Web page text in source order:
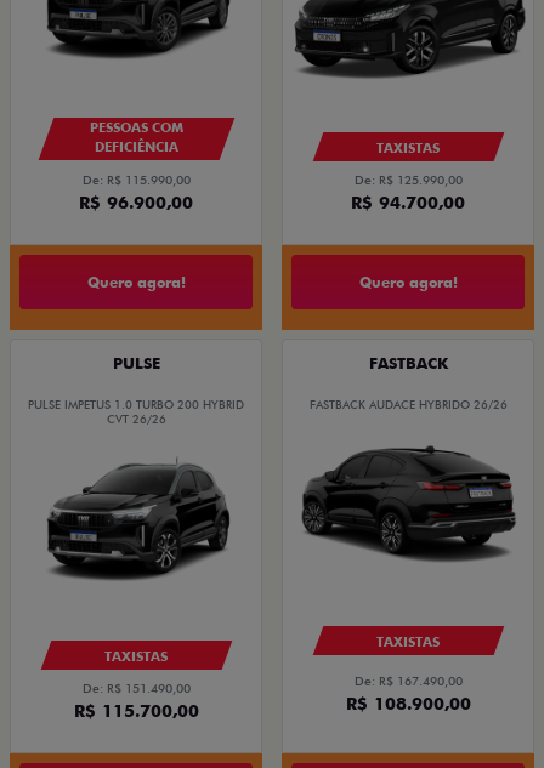
PESSOAS COM
DEFICIÊNCIA
De: R$ 115.990,00
R$ 96.900,00
Quero agora!
TAXISTAS
De: R$ 125.990,00
R$ 94.700,00
Quero agora!
PULSE
PULSE IMPETUS 1.0 TURBO 200 HYBRID
CVT 26/26
TAXISTAS
De: R$ 151.490,00
R$ 115.700,00
FASTBACK
FASTBACK AUDACE HYBRIDO 26/26
TAXISTAS
De: R$ 167.490,00
R$ 108.900,00